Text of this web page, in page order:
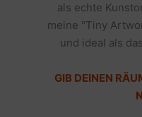
als echte
meine "Tiny
und ideal als
GIB DEINEN